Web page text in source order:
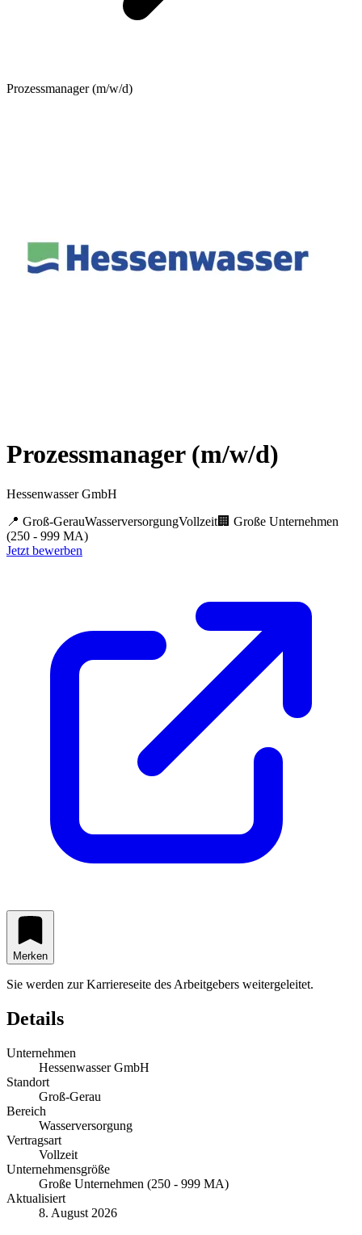
Prozessmanager (m/w/d)
Prozessmanager (m/w/d)
Hessenwasser GmbH
📍 Groß-GerauWasserversorgungVollzeit🏢 Große Unternehmen
(250 - 999 MA)
Jetzt bewerben
Merken
Sie werden zur Karriereseite des Arbeitgebers weitergeleitet.
Details
Unternehmen
Hessenwasser GmbH
Standort
Groß-Gerau
Bereich
Wasserversorgung
Vertragsart
Vollzeit
Unternehmensgröße
Große Unternehmen (250 - 999 MA)
Aktualisiert
8. August 2026